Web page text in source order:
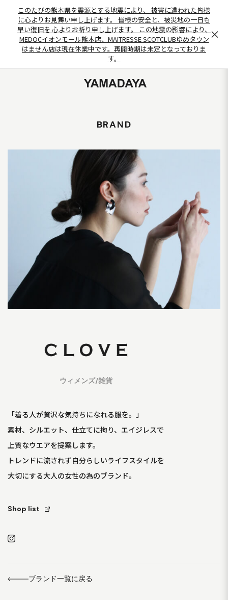
このたびの熊本県を震源とする地震により、 被害に遭われた皆様
に心よりお見舞い申し上げます。 皆様の安全と、被災地の一日も
早い復旧を 心よりお祈り申し上げます。 この地震の影響により、
MEDOCイオンモール熊本店、MAITRESSE SCOTCLUBゆめタウン
はません店は現在休業中です。再開時期は未定となっておりま
す。
×
BRAND
ウィメンズ/雑貨
「着る人が贅沢な気持ちになれる服を。」
素材、シルエット、仕立てに拘り、エイジレスで
上質なウエアを提案します。
トレンドに流されず自分らしいライフスタイルを
大切にする大人の女性の為のブランド。
Shop list
ブランド一覧に戻る